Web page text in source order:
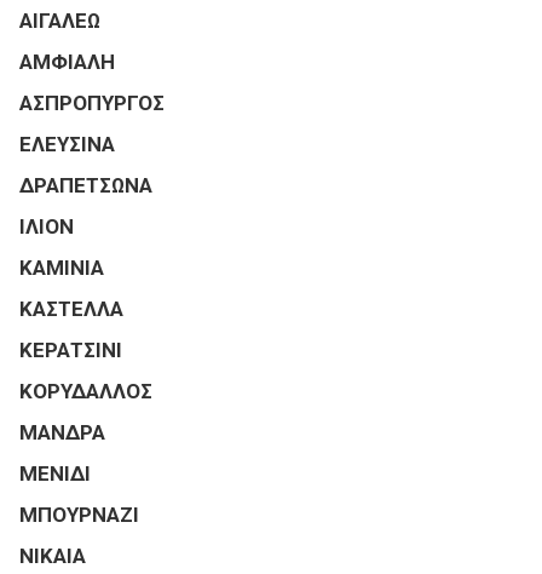
ΑΙΓΑΛΕΩ
ΑΜΦΙΑΛΗ
ΑΣΠΡΟΠΥΡΓΟΣ
ΕΛΕΥΣΙΝΑ
ΔΡΑΠΕΤΣΩΝΑ
ΙΛΙΟΝ
ΚΑΜΙΝΙΑ
ΚΑΣΤΕΛΛΑ
ΚΕΡΑΤΣΙΝΙ
ΚΟΡΥΔΑΛΛΟΣ
ΜΑΝΔΡΑ
ΜΕΝΙΔΙ
ΜΠΟΥΡΝΑΖΙ
ΝΙΚΑΙΑ